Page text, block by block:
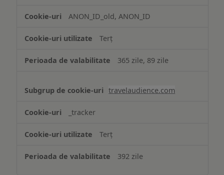
ANON_ID_old, ANON_ID
Terț
365 zile, 89 zile
travelaudience.com
_tracker
Terț
392 zile